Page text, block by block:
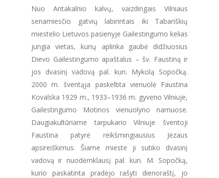
Nuo Antakalnio kalvų, vaizdingais Vilniaus
senamiesčio gatvių labirintais iki Tabariškių
miestelio Lietuvos pasienyje Gailestingumo kelias
jungia vietas, kurių aplinka gaubė didžiuosius
Dievo Gailestingumo apaštalus – šv. Faustiną ir
jos dvasinį vadovą pal. kun. Mykolą Sopočką.
2000 m. šventąja paskelbta vienuolė Faustina
Kovalska 1929 m., 1933–1936 m. gyveno Vilniuje,
Gailestingumo Motinos vienuolyno namuose.
Daugiakultūriame tarpukario Vilniuje šventoji
Faustina patyrė reikšmingiausius Jėzaus
apsireiškimus. Šiame mieste ji sutiko dvasinį
vadovą ir nuodėmklausį pal. kun. M. Sopočką,
kurio paskatinta pradėjo rašyti dienoraštį, jo